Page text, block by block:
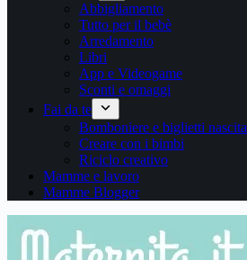
Abbigliamento
Tutto per il bebè
Arredamento
Libri
App e Videogame
Sconti e omaggi
Fai da te
Bomboniere e biglietti nascita
Creare con i bimbi
Riciclo creativo
Mamme e lavoro
Mamme Blogger